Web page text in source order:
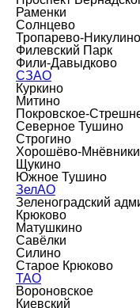
Раменки
Солнцево
Тропарево-Никулино
Филевский Парк
Фили-Давыдково
СЗАО
Куркино
Митино
Покровское-
Северное Тушино
Строгино
Хорошёво-Мнёвники
Щукино
Южное Тушино
ЗелАО
Зеленоградский
Крюково
Матушкино
Савёлки
Силино
Старое Крюково
ТАО
Вороновское
Киевский